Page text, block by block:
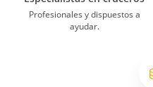
Profesionales y dispuestos a
ayudar.